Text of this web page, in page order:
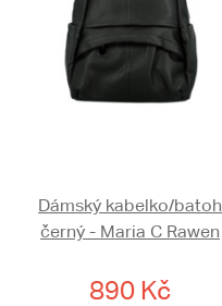
Dámský kabelko/batoh
černý - Maria C Rawen
890 Kč